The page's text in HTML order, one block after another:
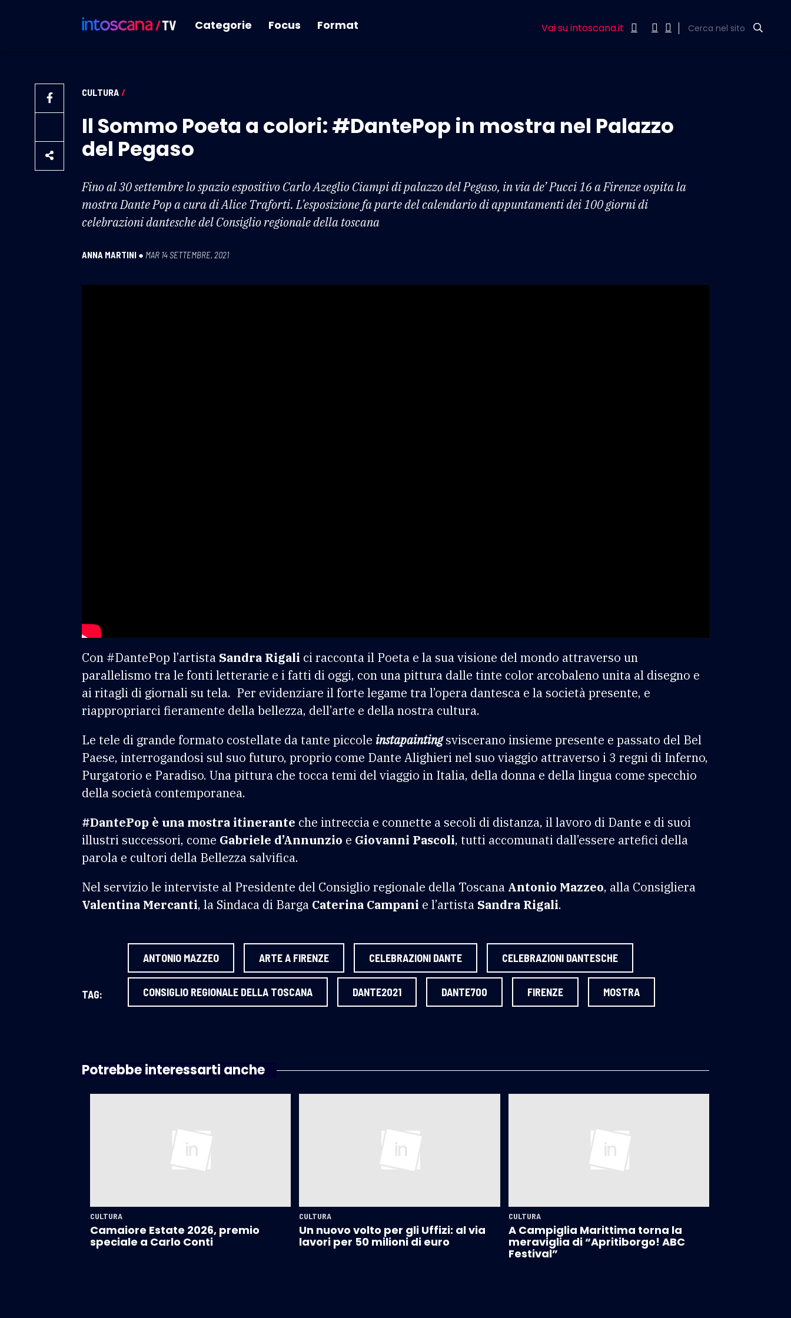
Categorie Focus Format Vai su intoscana.it Cerca nel sito
CULTURA /
Il Sommo Poeta a colori: #DantePop in mostra nel Palazzo
del Pegaso
Fino al 30 settembre lo spazio espositivo Carlo Azeglio Ciampi di palazzo del Pegaso, in via de’ Pucci 16 a Firenze ospita la
mostra Dante Pop a cura di Alice Traforti. L’esposizione fa parte del calendario di appuntamenti dei 100 giorni di
celebrazioni dantesche del Consiglio regionale della toscana
ANNA MARTINI ● MAR 14 SETTEMBRE, 2021
Con #DantePop l’artista Sandra Rigali ci racconta il Poeta e la sua visione del mondo attraverso un
parallelismo tra le fonti letterarie e i fatti di oggi, con una pittura dalle tinte color arcobaleno unita al disegno e
ai ritagli di giornali su tela. Per evidenziare il forte legame tra l’opera dantesca e la società presente, e
riappropriarci fieramente della bellezza, dell’arte e della nostra cultura.
Le tele di grande formato costellate da tante piccole instapaintingsviscerano insieme presente e passato del Bel
Paese, interrogandosi sul suo futuro, proprio come Dante Alighieri nel suo viaggio attraverso i 3 regni di Inferno,
Purgatorio e Paradiso. Una pittura che tocca temi del viaggio in Italia, della donna e della lingua come specchio
della società contemporanea.
#DantePop è una mostra itinerante che intreccia e connette a secoli di distanza, il lavoro di Dante e di suoi
illustri successori, come Gabriele d’Annunzio e Giovanni Pascoli, tutti accomunati dall’essere artefici della
parola e cultori della Bellezza salvifica.
Nel servizio le interviste al Presidente del Consiglio regionale della Toscana Antonio Mazzeo, alla Consigliera
Valentina Mercanti, la Sindaca di Barga Caterina Campani e l’artista Sandra Rigali.
TAG:
ANTONIO MAZZEO ARTE A FIRENZE CELEBRAZIONI DANTE CELEBRAZIONI DANTESCHE
CONSIGLIO REGIONALE DELLA TOSCANA DANTE2021 DANTE700 FIRENZE MOSTRA
Potrebbe interessarti anche
CULTURA
Camaiore Estate 2026, premio
speciale a Carlo Conti
CULTURA
Un nuovo volto per gli Uffizi: al via
lavori per 50 milioni di euro
CULTURA
A Campiglia Marittima torna la
meraviglia di “Apritiborgo! ABC
Festival”